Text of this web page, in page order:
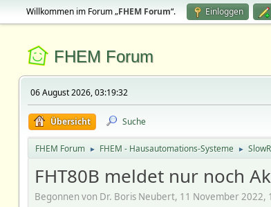
Willkommen im Forum „FHEM Forum“. Einloggen
FHEM Forum
06 August 2026, 03:19:32
Übersicht Suche
FHEM Forum ► FHEM - Hausautomations-Systeme ►
FHT80B meldet nur noch
Begonnen von Dr. Boris Neubert, 11 November 2022,